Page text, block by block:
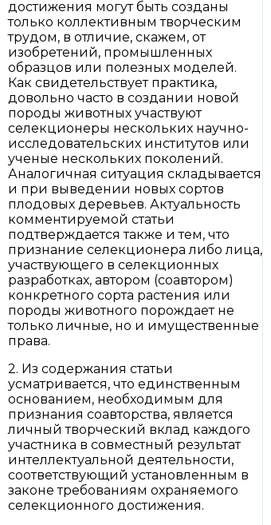
достижения могут быть созданы
только коллективным творческим
трудом, в отличие, скажем, от
изобретений, промышленных
образцов или полезных моделей.
Как свидетельствует практика,
довольно часто в создании новой
породы животных участвуют
селекционеры нескольких научно-
исследовательских институтов или
ученые нескольких поколений.
Аналогичная ситуация складывается
и при выведении новых сортов
плодовых деревьев. Актуальность
комментируемой статьи
подтверждается также и тем, что
признание селекционера либо лица,
участвующего в селекционных
разработках, автором (соавтором)
конкретного сорта растения или
породы животного порождает не
только личные, но и имущественные
права.
2. Из содержания статьи
усматривается, что единственным
основанием, необходимым для
признания соавторства, является
личный творческий вклад каждого
участника в совместный результат
интеллектуальной деятельности,
соответствующий установленным в
законе требованиям охраняемого
селекционного достижения.